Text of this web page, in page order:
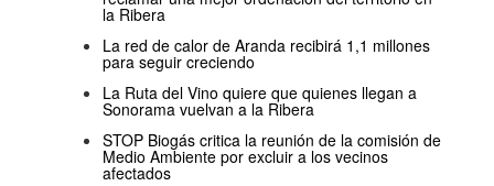
la Ribera
La red de calor de Aranda recibirá 1,1 millones
para seguir creciendo
La Ruta del Vino quiere que quienes llegan a
Sonorama vuelvan a la Ribera
STOP Biogás critica la reunión de la comisión de
Medio Ambiente por excluir a los vecinos
afectados